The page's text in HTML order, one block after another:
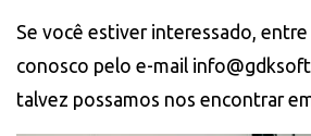
Se você estiver interessado,
conosco pelo e-mail
talvez possamos nos encontrar